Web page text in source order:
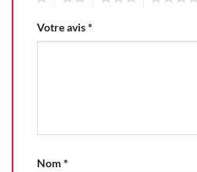
Votre avis*
Nom *